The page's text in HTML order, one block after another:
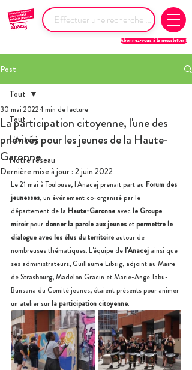
Abonnez-vous à la newsletter !
Post
Tout
L'Anacej
Notre réseau
Tout
La participation citoyenne, l'une des
priorités pour les jeunes de la Haute-
Garonne
30 mai 2022 1 min de lecture
Dernière mise à jour : 2 juin 2022
Le 21 mai à Toulouse, l'Anacej prenait part au Forum des
jeunesses, un évènement co-organisé par le
département de la Haute-Garonne avec le Groupe
miroir pour donner la parole aux jeunes et permettre le
dialogue avec les élus du territoire autour de
nombreuses thématiques. L'équipe de l'Anacej ainsi que
ses administrateurs, Guillaume Libsig, adjoint au Maire
de Strasbourg, Madelon Gracin et Marie-Ange Tabu-
Bunsana du Comité jeunes, étaient présents pour animer
un atelier sur la participation citoyenne.